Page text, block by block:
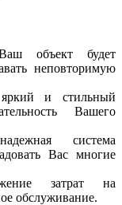
объект будет
неповторимую
и стильный
Вашего
система
Вас многие
затрат на
обслуживание.